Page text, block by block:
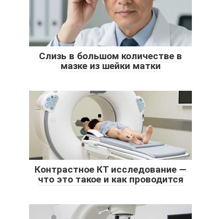
Слизь в большом количестве в
мазке из шейки матки
Контрастное КТ исследование —
что это такое и как проводится